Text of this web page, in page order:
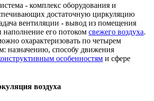
- комплекс оборудования и
достаточную циркуляцию
вентиляции - вывод из помещения
наполнение его потоком свежего воздуха.
охарактеризовать по четырем
назначению, способу движения
особенностям и сфере
воздуха